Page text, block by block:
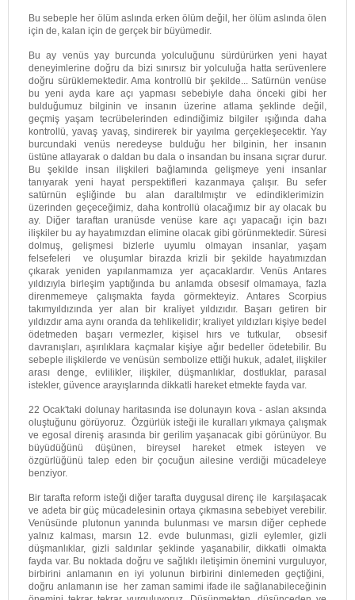
Bu sebeple her ölüm aslında erken ölüm değil, her ölüm aslında ölen
için de, kalan için de gerçek bir büyümedir.
Bu ay venüs yay burcunda yolculuğunu sürdürürken yeni hayat
deneyimlerine doğru da bizi sınırsız bir yolculuğa hatta serüvenlere
doğru sürüklemektedir. Ama kontrollü bir şekilde... Satürnün venüse
bu yeni ayda kare açı yapması sebebiyle daha önceki gibi her
bulduğumuz bilginin ve insanın üzerine atlama şeklinde değil,
geçmiş yaşam tecrübelerinden edindiğimiz bilgiler ışığında daha
kontrollü, yavaş yavaş, sindirerek bir yayılma gerçekleşecektir. Yay
burcundaki venüs neredeyse bulduğu her bilginin, her insanın
üstüne atlayarak o daldan bu dala o insandan bu insana sıçrar durur.
Bu şekilde insan ilişkileri bağlamında gelişmeye yeni insanlar
tanıyarak yeni hayat perspektifleri kazanmaya çalışır. Bu sefer
satürnün eşliğinde bu alan daraltılmıştır ve edindiklerimizin
üzerinden geçeceğimiz, daha kontrollü olacağımız bir ay olacak bu
ay. Diğer taraftan uranüsde venüse kare açı yapacağı için bazı
ilişkiler bu ay hayatımızdan elimine olacak gibi görünmektedir. Süresi
dolmuş, gelişmesi bizlerle uyumlu olmayan insanlar, yaşam
felsefeleri ve oluşumlar birazda krizli bir şekilde hayatımızdan
çıkarak yeniden yapılanmamıza yer açacaklardır. Venüs Antares
yıldızıyla birleşim yaptığında bu anlamda obsesif olmamaya, fazla
direnmemeye çalışmakta fayda görmekteyiz. Antares Scorpius
takımyıldızında yer alan bir kraliyet yıldızıdır. Başarı getiren bir
yıldızdır ama aynı oranda da tehlikelidir; kraliyet yıldızları kişiye bedel
ödetmeden başarı vermezler, kişisel hırs ve tutkular, obsesif
davranışları, aşırılıklara kaçmalar kişiye ağır bedeller ödetebilir. Bu
sebeple ilişkilerde ve venüsün sembolize ettiği hukuk, adalet, ilişkiler
arası denge, evlilikler, ilişkiler, düşmanlıklar, dostluklar, parasal
istekler, güvence arayışlarında dikkatli hareket etmekte fayda var.
22 Ocak'taki dolunay haritasında ise dolunayın kova - aslan aksında
oluştuğunu görüyoruz. Özgürlük isteği ile kuralları yıkmaya çalışmak
ve egosal direniş arasında bir gerilim yaşanacak gibi görünüyor. Bu
büyüdüğünü düşünen, bireysel hareket etmek isteyen ve
özgürlüğünü talep eden bir çocuğun ailesine verdiği mücadeleye
benziyor.
Bir tarafta reform isteği diğer tarafta duygusal direnç ile karşılaşacak
ve adeta bir güç mücadelesinin ortaya çıkmasına sebebiyet verebilir.
Venüsünde plutonun yanında bulunması ve marsın diğer cephede
yalnız kalması, marsın 12. evde bulunması, gizli eylemler, gizli
düşmanlıklar, gizli saldırılar şeklinde yaşanabilir, dikkatli olmakta
fayda var. Bu noktada doğru ve sağlıklı iletişimin önemini vurguluyor,
birbirini anlamanın en iyi yolunun birbirini dinlemeden geçtiğini,
doğru anlamanın ise her zaman samimi ifade ile sağlanabileceğinin